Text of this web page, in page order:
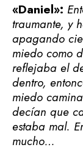
«Daniel»:
traumante, y
apagando
miedo como
reflejaba el
dentro,
miedo
decían que
estaba mal.
mucho…